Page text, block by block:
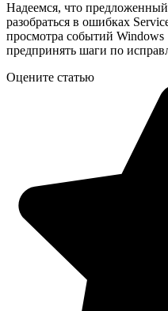
Надеемся, что
разобраться в ошибках
просмотра событий
предпринять шаги по
Оцените статью